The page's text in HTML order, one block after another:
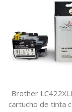
Brother
cartucho de tinta